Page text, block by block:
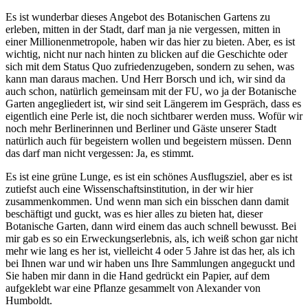
Es ist wunderbar dieses Angebot des Botanischen Gartens zu
erleben, mitten in der Stadt, darf man ja nie vergessen, mitten in
einer Millionenmetropole, haben wir das hier zu bieten. Aber, es ist
wichtig, nicht nur nach hinten zu blicken auf die Geschichte oder
sich mit dem Status Quo zufriedenzugeben, sondern zu sehen, was
kann man daraus machen. Und Herr Borsch und ich, wir sind da
auch schon, natürlich gemeinsam mit der FU, wo ja der Botanische
Garten angegliedert ist, wir sind seit Längerem im Gespräch, dass es
eigentlich eine Perle ist, die noch sichtbarer werden muss. Wofür wir
noch mehr Berlinerinnen und Berliner und Gäste unserer Stadt
natürlich auch für begeistern wollen und begeistern müssen. Denn
das darf man nicht vergessen: Ja, es stimmt.
Es ist eine grüne Lunge, es ist ein schönes Ausflugsziel, aber es ist
zutiefst auch eine Wissenschaftsinstitution, in der wir hier
zusammenkommen. Und wenn man sich ein bisschen dann damit
beschäftigt und guckt, was es hier alles zu bieten hat, dieser
Botanische Garten, dann wird einem das auch schnell bewusst. Bei
mir gab es so ein Erweckungserlebnis, als, ich weiß schon gar nicht
mehr wie lang es her ist, vielleicht 4 oder 5 Jahre ist das her, als ich
bei Ihnen war und wir haben uns Ihre Sammlungen angeguckt und
Sie haben mir dann in die Hand gedrückt ein Papier, auf dem
aufgeklebt war eine Pflanze gesammelt von Alexander von
Humboldt.